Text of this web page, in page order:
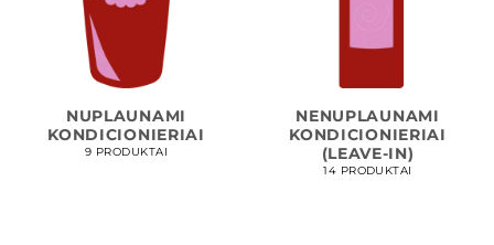
NUPLAUNAMI
KONDICIONIERIAI
9 PRODUKTAI
NENUPLAUNAMI
KONDICIONIERIAI
(LEAVE-IN)
14 PRODUKTAI